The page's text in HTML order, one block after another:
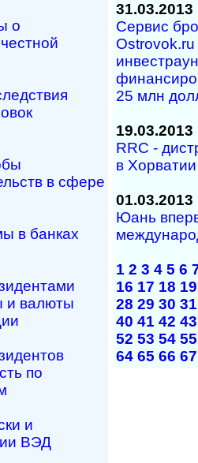
о
в сфере
в банках
и валюты
по
и
ВЭД
31.03.2013
Сервис
25 млн
19.03.2013
RRC -
в Хорватии
01.03.2013
Юань
1 2 3 4 5 6
16 17 18 19
28 29 30 31
40 41 42 43
52 53 54 55
64 65 66 67